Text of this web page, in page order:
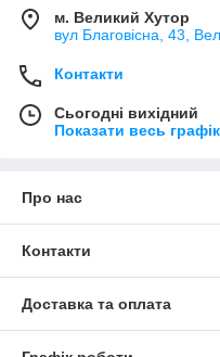
м. Великий Хутор
вул Благовісна, 43,
Контакти
Сьогодні вихідний
Показати весь
Про нас
Контакти
Доставка та оплата